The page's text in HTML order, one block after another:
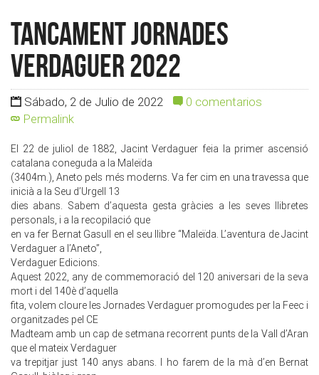
Tancament Jornades
Verdaguer 2022
Sábado, 2 de Julio de 2022
0 comentarios
Permalink
El 22 de juliol de 1882, Jacint Verdaguer feia la primer ascensió
catalana coneguda a la Maleïda
(3404m.), Aneto pels més moderns. Va fer cim en una travessa que
inicià a la Seu d’Urgell 13
dies abans. Sabem d’aquesta gesta gràcies a les seves llibretes
personals, i a la recopilació que
en va fer Bernat Gasull en el seu llibre “Maleïda. L’aventura de Jacint
Verdaguer a l’Aneto”,
Verdaguer Edicions.
Aquest 2022, any de commemoració del 120 aniversari de la seva
mort i del 140è d’aquella
fita, volem cloure les Jornades Verdaguer promogudes per la Feec i
organitzades pel CE
Madteam amb un cap de setmana recorrent punts de la Vall d’Aran
que el mateix Verdaguer
va trepitjar just 140 anys abans. I ho farem de la mà d’en Bernat